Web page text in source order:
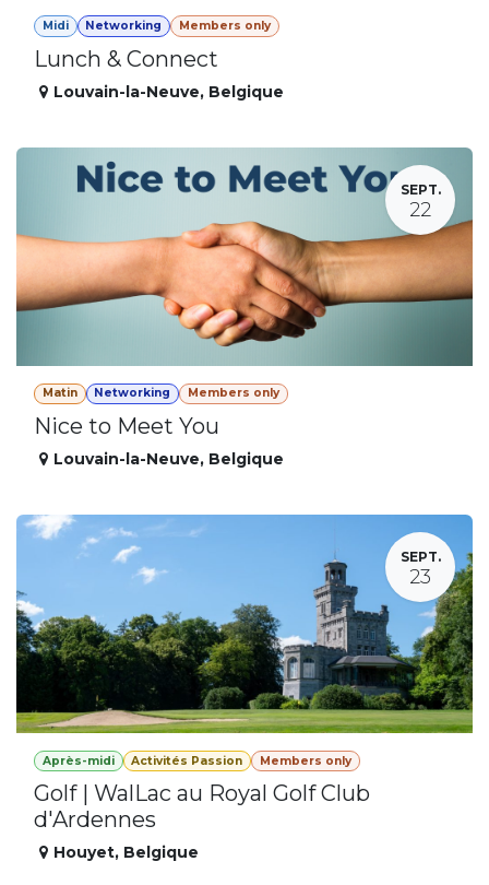
Midi Networking Members only
Lunch & Connect
Louvain-la-Neuve, Belgique
SEPT.
22
Matin Networking Members only
Nice to Meet You
Louvain-la-Neuve, Belgique
SEPT.
23
Après-midi Activités Passion Members only
Golf | WalLac au Royal Golf Club
d'Ardennes
Houyet, Belgique